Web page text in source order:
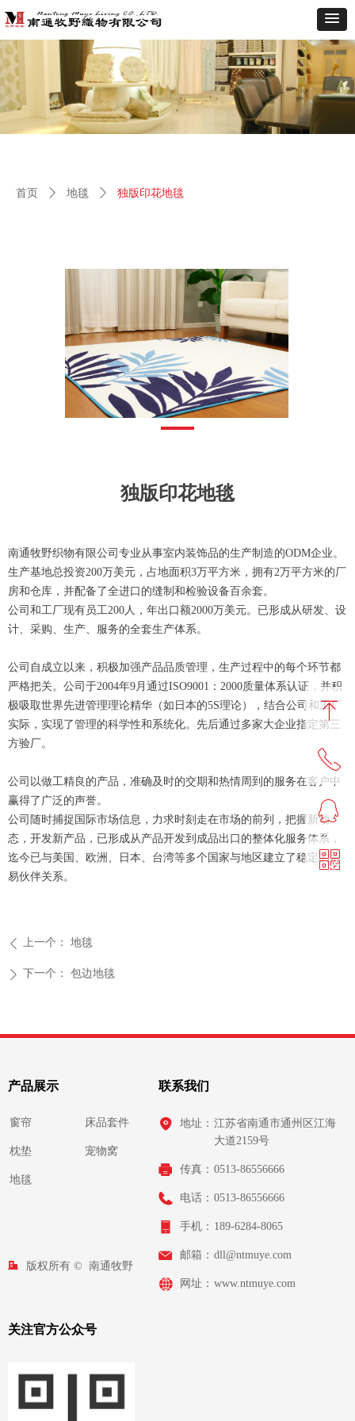
首页 ꄲ 地毯 ꄲ 独版印花地毯
独版印花地毯
ꄴ 上一个： 地毯
ꄲ 下一个： 包边地毯
南通牧野织物有限公司专业从事室内装饰品的生产制造的ODM企业。
生产基地总投资200万美元，占地面积3万平方米，拥有2万平方米的厂
房和仓库，并配备了全进口的缝制和检验设备百余套。
公司和工厂现有员工200人，年出口额2000万美元。已形成从研发、设
计、采购、生产、服务的全套生产体系。
公司自成立以来，积极加强产品品质管理，生产过程中的每个环节都
严格把关。公司于2004年9月通过ISO9001：2000质量体系认证，并积
极吸取世界先进管理理论精华（如日本的5S理论），结合公司和工厂
实际，实现了管理的科学性和系统化。先后通过多家大企业指定第三
方验厂。
公司以做工精良的产品，准确及时的交期和热情周到的服务在客户中
赢得了广泛的声誉。
公司随时捕捉国际市场信息，力求时刻走在市场的前列，把握新动
态，开发新产品，已形成从产品开发到成品出口的整体化服务体系，
迄今已与美国、欧洲、日本、台湾等多个国家与地区建立了稳定的贸
易伙伴关系。
地址： 江苏省南通市通州区江海
大道2159号
传真： 0513-86556666
电话： 0513-86556666
手机： 189-6284-8065
邮箱： dll@ntmuye.com
网址： www.ntmuye.com
联系我们
产品展示
窗帘
枕垫
地毯
床品套件
宠物窝
版权所有 © 南通牧野
关注官方公众号
ꁸ
回到顶部
ꂅ
ꁗ
QQ客服
ꀥ